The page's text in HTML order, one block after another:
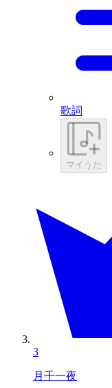
歌詞
マイうた
3
月千一夜